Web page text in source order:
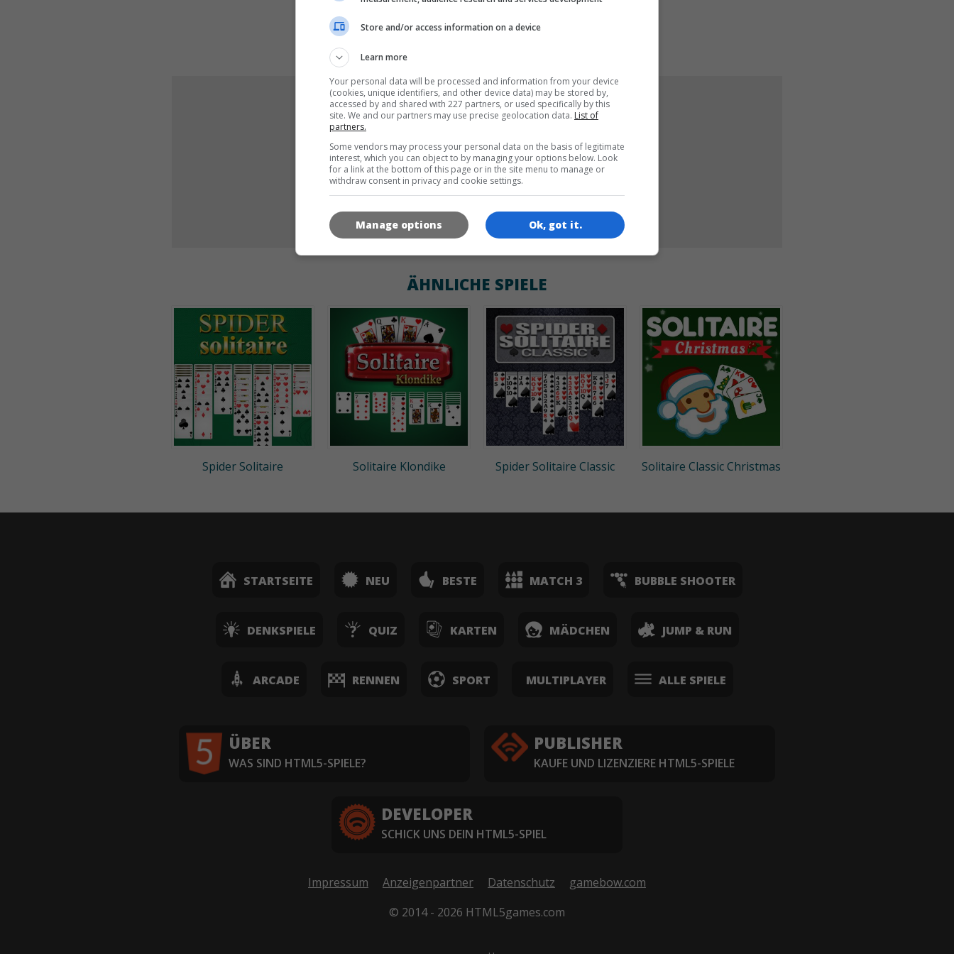
SPIEL-ICONS
180x180 120x120 60x60
ÄHNLICHE SPIELE
Spider Solitaire Solitaire Klondike Spider Solitaire Classic Solitaire Classic Christmas
STARTSEITE NEU BESTE MATCH 3 BUBBLE SHOOTER
DENKSPIELE QUIZ KARTEN MÄDCHEN JUMP & RUN
ARCADE RENNEN SPORT MULTIPLAYER ALLE SPIELE
ÜBER
WAS SIND HTML5-SPIELE?
PUBLISHER
KAUFE UND LIZENZIERE HTML5-SPIELE
DEVELOPER
SCHICK UNS DEIN HTML5-SPIEL
Impressum Anzeigenpartner Datenschutz
gamebow.com
© 2014 - 2026 HTML5games.com
Store and/or access information on a device
Learn more
Your personal data will be processed and information from your device
(cookies, unique identifiers, and other device data) may be stored by,
accessed by and shared with 227 partners, or used specifically by this
site. We and our partners may use precise geolocation data. List of
partners.
Some vendors may process your personal data on the basis of legitimate
interest, which you can object to by managing your options below. Look
for a link at the bottom of this page or in the site menu to manage or
withdraw consent in privacy and cookie settings.
Ok, got it.
Manage options